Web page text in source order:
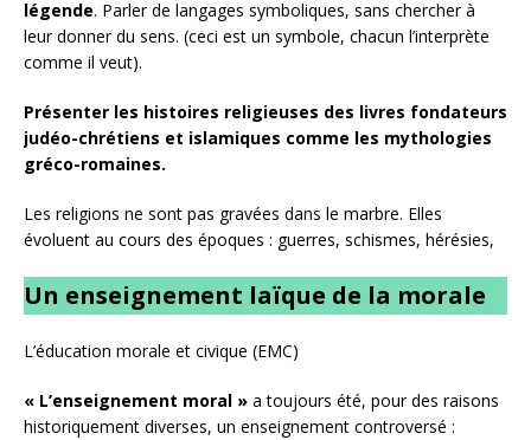
légende. Parler de langages symboliques, sans chercher à
leur donner du sens. (ceci est un symbole, chacun l’interprète
comme il veut).
Présenter les histoires religieuses des livres fondateurs
judéo-chrétiens et islamiques comme les mythologies
gréco-romaines.
Les religions ne sont pas gravées dans le marbre. Elles
évoluent au cours des époques : guerres, schismes, hérésies,
Un enseignement laïque de la morale
L’éducation morale et civique (EMC)
« L’enseignement moral » a toujours été, pour des raisons
historiquement diverses, un enseignement controversé :